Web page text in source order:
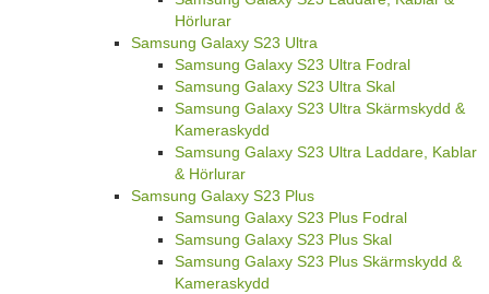
Hörlurar
Samsung Galaxy S23 Ultra
Samsung Galaxy S23 Ultra Fodral
Samsung Galaxy S23 Ultra Skal
Samsung Galaxy S23 Ultra Skärmskydd &
Kameraskydd
Samsung Galaxy S23 Ultra Laddare, Kablar
& Hörlurar
Samsung Galaxy S23 Plus
Samsung Galaxy S23 Plus Fodral
Samsung Galaxy S23 Plus Skal
Samsung Galaxy S23 Plus Skärmskydd &
Kameraskydd